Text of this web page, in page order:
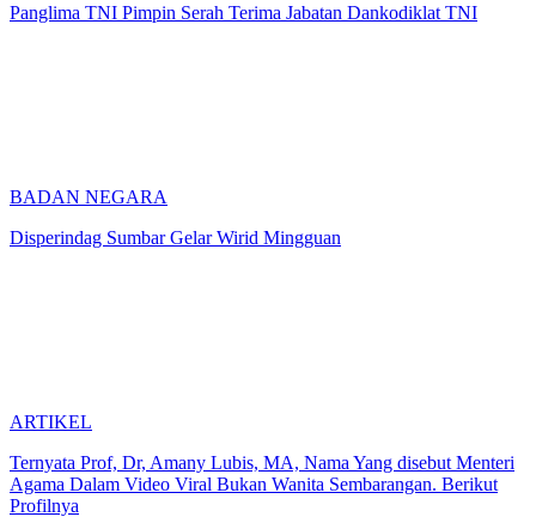
Panglima TNI Pimpin Serah Terima Jabatan Dankodiklat TNI
BADAN NEGARA
Disperindag Sumbar Gelar Wirid Mingguan
ARTIKEL
Ternyata Prof, Dr, Amany Lubis, MA, Nama Yang disebut Menteri
Agama Dalam Video Viral Bukan Wanita Sembarangan. Berikut
Profilnya